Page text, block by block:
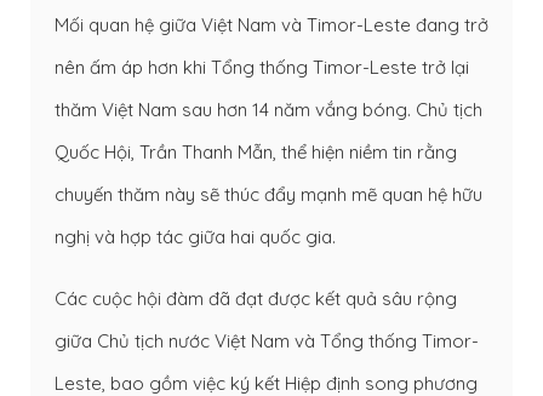
Mối quan hệ giữa Việt Nam và Timor-Leste đang trở
nên ấm áp hơn khi Tổng thống Timor-Leste trở lại
thăm Việt Nam sau hơn 14 năm vắng bóng. Chủ tịch
Quốc Hội, Trần Thanh Mẫn, thể hiện niềm tin rằng
chuyến thăm này sẽ thúc đẩy mạnh mẽ quan hệ hữu
nghị và hợp tác giữa hai quốc gia.
Các cuộc hội đàm đã đạt được kết quả sâu rộng
giữa Chủ tịch nước Việt Nam và Tổng thống Timor-
Leste, bao gồm việc ký kết Hiệp định song phương